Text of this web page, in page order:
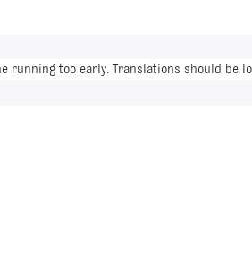
running too early. Translations should be